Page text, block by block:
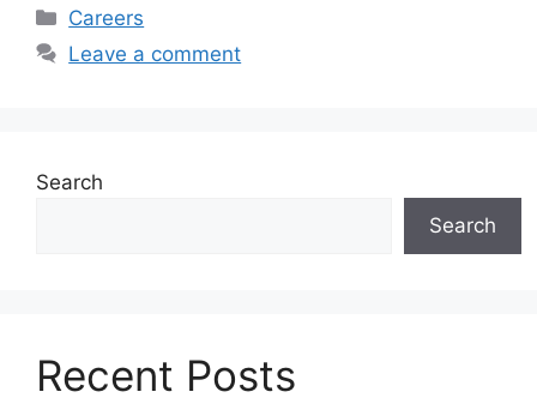
Categories
Careers
Leave a comment
Search
Search
Recent Posts